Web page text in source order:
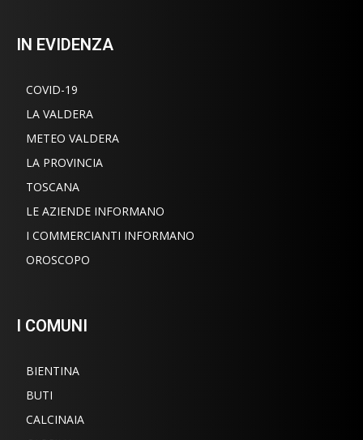
IN EVIDENZA
COVID-19
LA VALDERA
METEO VALDERA
LA PROVINCIA
TOSCANA
LE AZIENDE INFORMANO
I COMMERCIANTI INFORMANO
OROSCOPO
I COMUNI
BIENTINA
BUTI
CALCINAIA